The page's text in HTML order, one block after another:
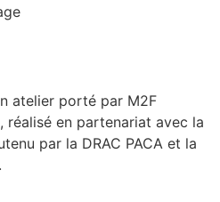
atelier porté par M2F
réalisé en partenariat avec la
par la DRAC PACA et la